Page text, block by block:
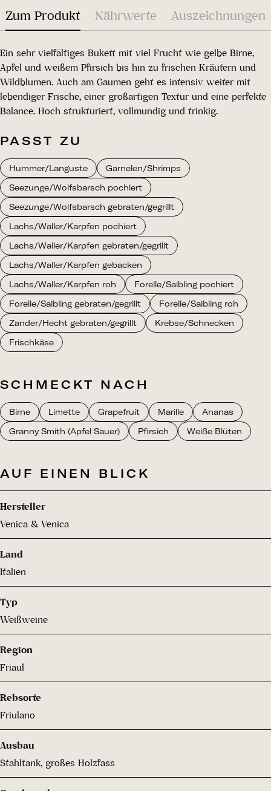
Zum Produkt Nährwerte Auszeichnungen
Ein sehr vielfältiges Bukett mit viel Frucht wie gelbe Birne,
Apfel und weißem Pfirsich bis hin zu frischen Kräutern und
Wildblumen. Auch am Gaumen geht es intensiv weiter mit
lebendiger Frische, einer großartigen Textur und eine perfekte
Balance. Hoch strukturiert, vollmundig und trinkig.
PASST ZU
Hummer/Languste
Garnelen/Shrimps
Seezunge/Wolfsbarsch pochiert
Seezunge/Wolfsbarsch gebraten/gegrillt
Lachs/Waller/Karpfen pochiert
Lachs/Waller/Karpfen gebraten/gegrillt
Lachs/Waller/Karpfen gebacken
Lachs/Waller/Karpfen roh
Forelle/Saibling pochiert
Forelle/Saibling gebraten/gegrillt
Forelle/Saibling roh
Zander/Hecht gebraten/gegrillt
Krebse/Schnecken
Frischkäse
SCHMECKT NACH
Birne Limette Grapefruit Marille
Ananas
Granny Smith (Apfel Sauer)
Pfirsich Weiße Blüten
AUF EINEN BLICK
Hersteller
Venica & Venica
Land
Italien
Typ
Weißweine
Region
Friaul
Rebsorte
Friulano
Ausbau
Stahltank, großes Holzfass